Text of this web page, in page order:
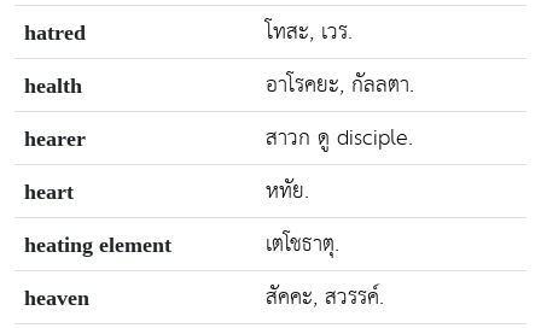
hatred โทสะ, เวร.
health อาโรคยะ, กัลลตา.
hearer สาวก ดู disciple.
heart หทัย.
heating element เตโชธาตุ.
heaven สัคคะ, สวรรค์.